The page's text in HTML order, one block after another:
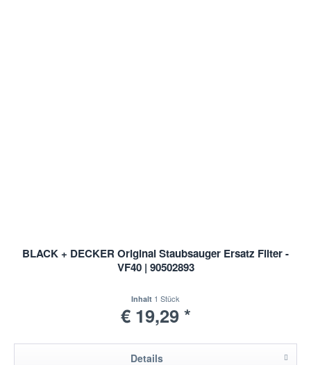
BLACK + DECKER Original Staubsauger Ersatz Filter -
VF40 | 90502893
Inhalt 1 Stück
€ 19,29 *
Details